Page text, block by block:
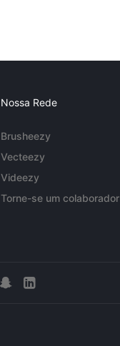
Nossa Rede
Brusheezy
Vecteezy
Videezy
Torne-se um colaborador